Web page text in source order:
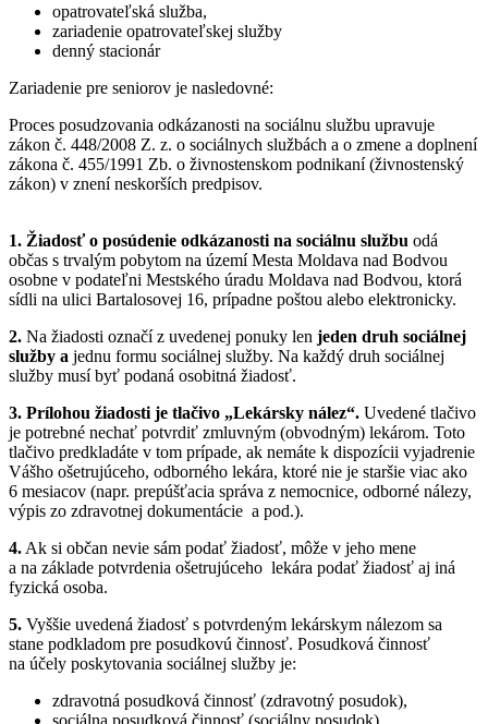
opatrovateľská služba,
zariadenie opatrovateľskej služby
denný stacionár
Zariadenie pre seniorov je nasledovné:
Proces posudzovania odkázanosti na sociálnu službu upravuje
zákon č. 448/2008 Z. z. o sociálnych službách a o zmene a doplnení
zákona č. 455/1991 Zb. o živnostenskom podnikaní (živnostenský
zákon) v znení neskorších predpisov.
1. Žiadosť o posúdenie odkázanosti na sociálnu službu odá
občas s trvalým pobytom na území Mesta Moldava nad Bodvou
osobne v podateľni Mestského úradu Moldava nad Bodvou, ktorá
sídli na ulici Bartalosovej 16, prípadne poštou alebo elektronicky.
2. Na žiadosti označí z uvedenej ponuky len jeden druh sociálnej
služby a jednu formu sociálnej služby. Na každý druh sociálnej
služby musí byť podaná osobitná žiadosť.
3. Prílohou žiadosti je tlačivo „Lekársky nález“. Uvedené tlačivo
je potrebné nechať potvrdiť zmluvným (obvodným) lekárom. Toto
tlačivo predkladáte v tom prípade, ak nemáte k dispozícii vyjadrenie
Vášho ošetrujúceho, odborného lekára, ktoré nie je staršie viac ako
6 mesiacov (napr. prepúšťacia správa z nemocnice, odborné nálezy,
výpis zo zdravotnej dokumentácie a pod.).
4. Ak si občan nevie sám podať žiadosť, môže v jeho mene
a na základe potvrdenia ošetrujúceho lekára podať žiadosť aj iná
fyzická osoba.
5. Vyššie uvedená žiadosť s potvrdeným lekárskym nálezom sa
stane podkladom pre posudkovú činnosť. Posudková činnosť
na účely poskytovania sociálnej služby je:
zdravotná posudková činnosť (zdravotný posudok),
sociálna posudková činnosť (sociálny posudok).